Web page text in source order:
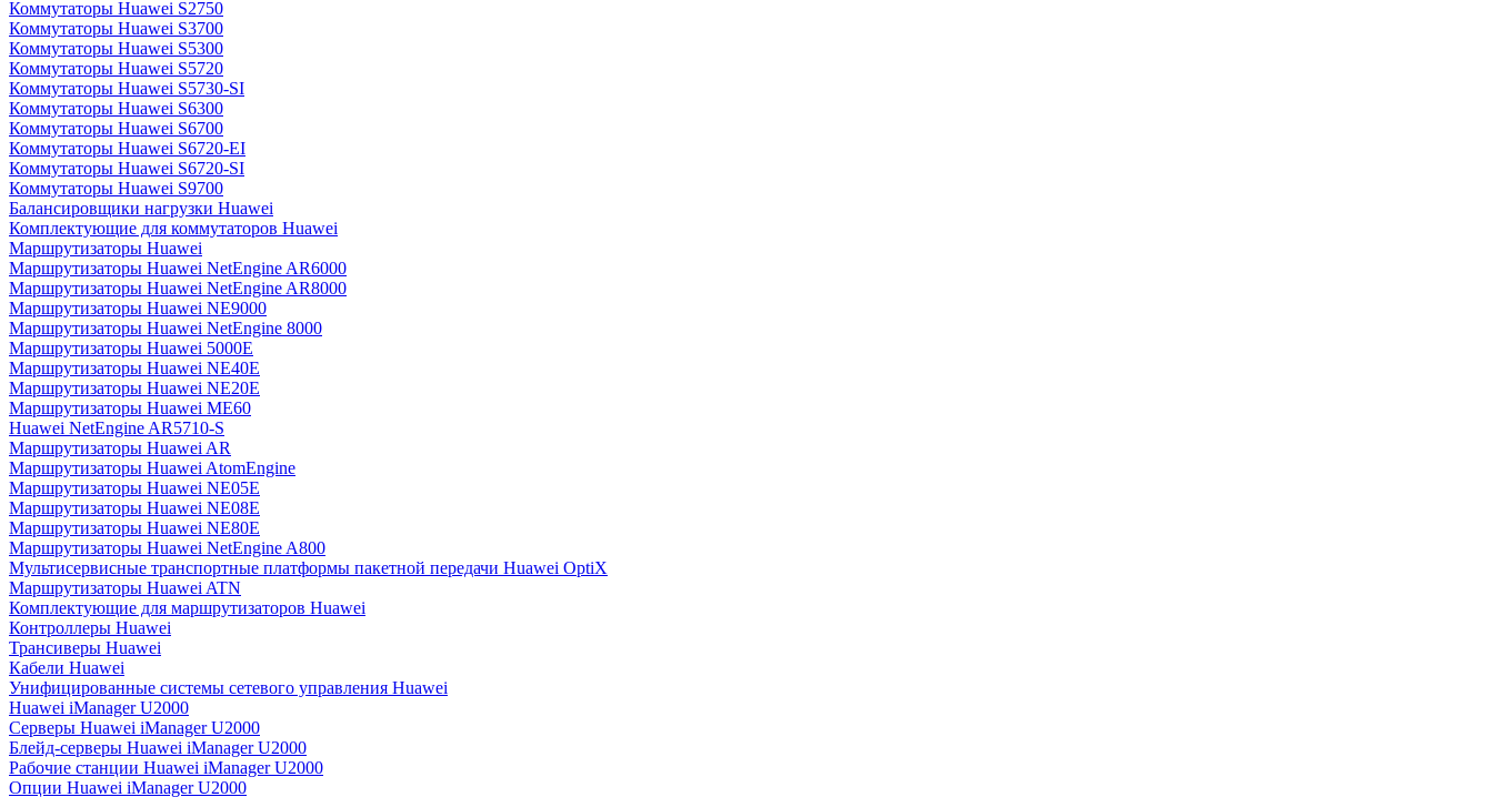
Коммутаторы Huawei S2750
Коммутаторы Huawei S3700
Коммутаторы Huawei S5300
Коммутаторы Huawei S5720
Коммутаторы Huawei S5730-SI
Коммутаторы Huawei S6300
Коммутаторы Huawei S6700
Коммутаторы Huawei S6720-EI
Коммутаторы Huawei S6720-SI
Коммутаторы Huawei S9700
Балансировщики нагрузки Huawei
Комплектующие для коммутаторов Huawei
Маршрутизаторы Huawei
Маршрутизаторы Huawei NetEngine AR6000
Маршрутизаторы Huawei NetEngine AR8000
Маршрутизаторы Huawei NE9000
Маршрутизаторы Huawei NetEngine 8000
Маршрутизаторы Huawei 5000E
Маршрутизаторы Huawei NE40E
Маршрутизаторы Huawei NE20E
Маршрутизаторы Huawei ME60
Huawei NetEngine AR5710-S
Маршрутизаторы Huawei AR
Маршрутизаторы Huawei AtomEngine
Маршрутизаторы Huawei NE05E
Маршрутизаторы Huawei NE08E
Маршрутизаторы Huawei NE80E
Маршрутизаторы Huawei NetEngine A800
Мультисервисные транспортные платформы пакетной передачи Huawei OptiX
Маршрутизаторы Huawei ATN
Комплектующие для маршрутизаторов Huawei
Контроллеры Huawei
Трансиверы Huawei
Кабели Huawei
Унифицированные системы сетевого управления Huawei
Huawei iManager U2000
Серверы Huawei iManager U2000
Блейд-серверы Huawei iManager U2000
Рабочие станции Huawei iManager U2000
Опции Huawei iManager U2000